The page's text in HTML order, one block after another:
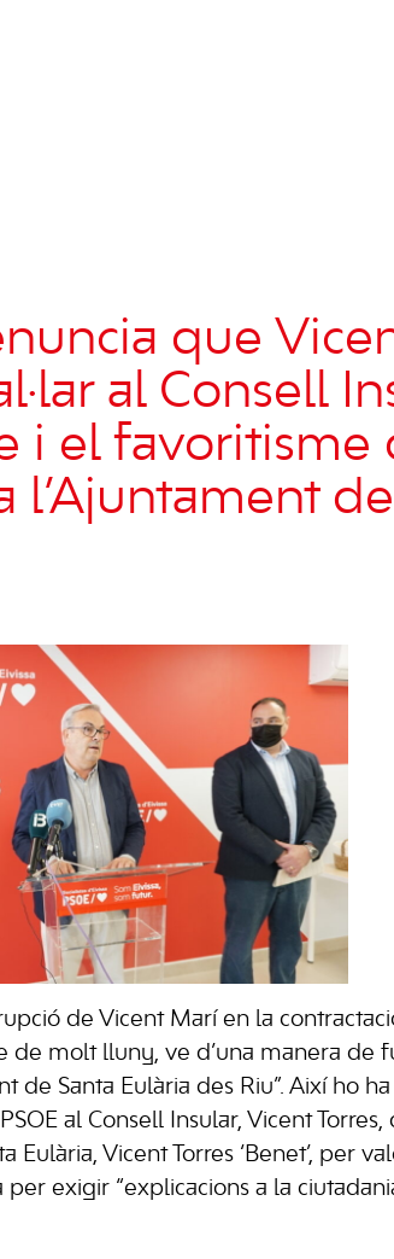
que
al Consell
i el favoritisme
l’Ajuntament
de Vicent Marí en la
de molt lluny, ve d’una manera de
de Santa Eulària des Riu”. Així ho
al Consell Insular, Vicent
Eulària, Vicent Torres ‘Benet’, per
per exigir “explicacions a la